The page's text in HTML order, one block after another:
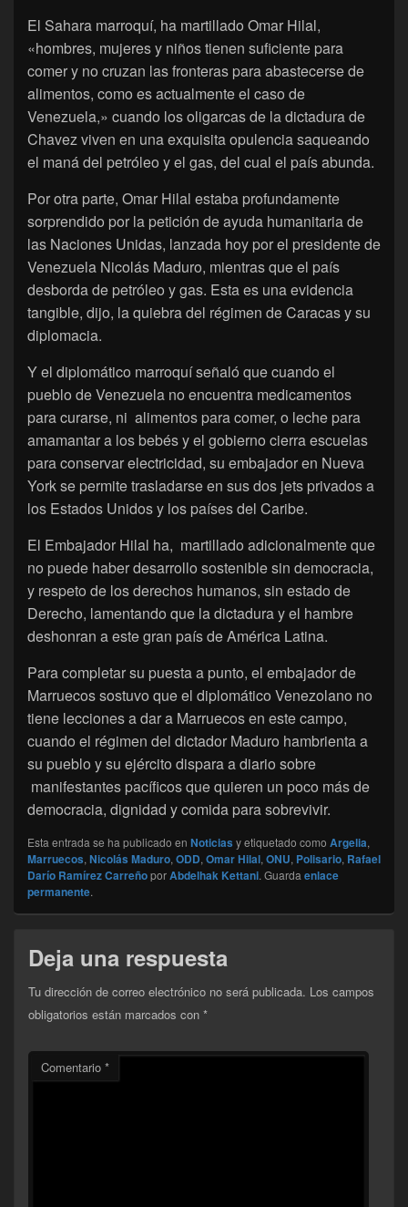
El Sahara marroquí, ha martillado Omar Hilal,
«hombres, mujeres y niños tienen suficiente para
comer y no cruzan las fronteras para abastecerse de
alimentos, como es actualmente el caso de
Venezuela,» cuando los oligarcas de la dictadura de
Chavez viven en una exquisita opulencia saqueando
el maná del petróleo y el gas, del cual el país abunda.
Por otra parte, Omar Hilal estaba profundamente
sorprendido por la petición de ayuda humanitaria de
las Naciones Unidas, lanzada hoy por el presidente de
Venezuela Nicolás Maduro, mientras que el país
desborda de petróleo y gas. Esta es una evidencia
tangible, dijo, la quiebra del régimen de Caracas y su
diplomacia.
Y el diplomático marroquí señaló que cuando el
pueblo de Venezuela no encuentra medicamentos
para curarse, ni alimentos para comer, o leche para
amamantar a los bebés y el gobierno cierra escuelas
para conservar electricidad, su embajador en Nueva
York se permite trasladarse en sus dos jets privados a
los Estados Unidos y los países del Caribe.
El Embajador Hilal ha, martillado adicionalmente que
no puede haber desarrollo sostenible sin democracia,
y respeto de los derechos humanos, sin estado de
Derecho, lamentando que la dictadura y el hambre
deshonran a este gran país de América Latina.
Para completar su puesta a punto, el embajador de
Marruecos sostuvo que el diplomático Venezolano no
tiene lecciones a dar a Marruecos en este campo,
cuando el régimen del dictador Maduro hambrienta a
su pueblo y su ejército dispara a diario sobre
manifestantes pacíficos que quieren un poco más de
democracia, dignidad y comida para sobrevivir.
Esta entrada se ha publicado en Noticias y etiquetado como Argelia,
Marruecos, Nicolás Maduro, ODD, Omar Hilal, ONU, Polisario, Rafael
Darío Ramírez CarreñoporAbdelhak Kettani. Guarda enlace
permanente.
Deja una respuesta
Tu dirección de correo electrónico no será publicada. Los campos
obligatorios están marcados con *
Comentario *